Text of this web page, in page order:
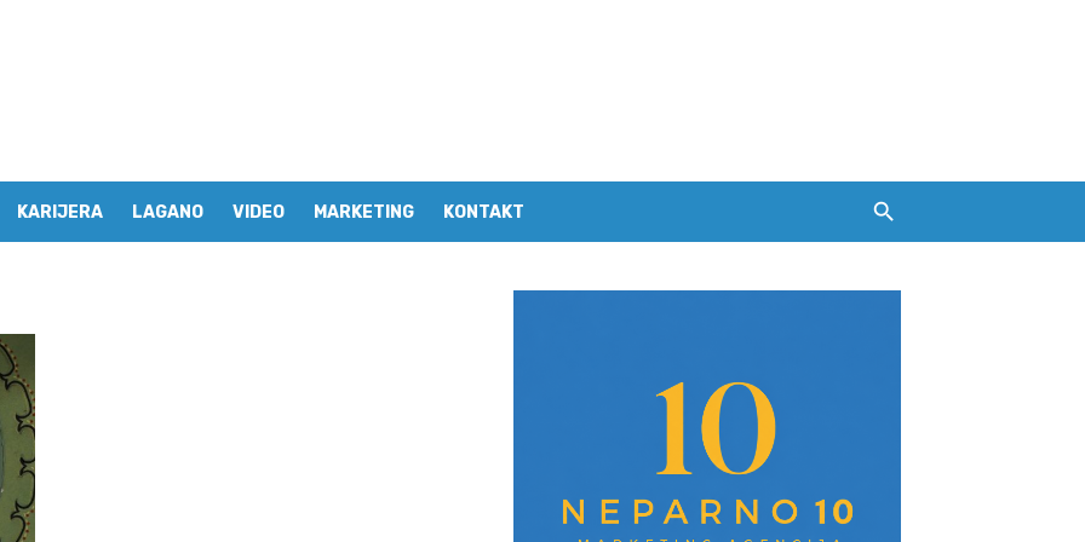
KARIJERA LAGANO VIDEO MARKETING KONTAKT